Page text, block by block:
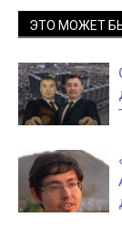
ЭТО МОЖЕТ